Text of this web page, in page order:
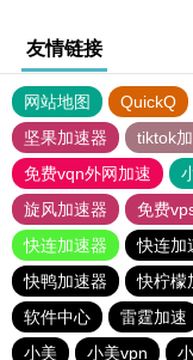
友情链接
网站地图 QuickQ
坚果加速器
tiktok
免费vqn外网加速
旋风加速器
免费
快连加速器
快连加
快鸭加速器
快柠檬
软件中心
雷霆加速
小美
小美vpn